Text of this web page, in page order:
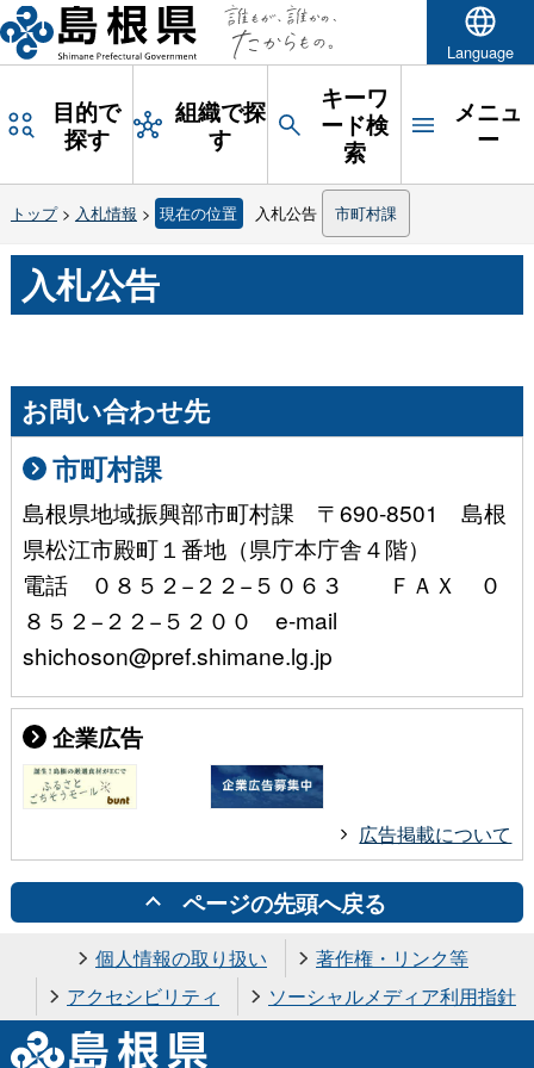
Language
目的で
探す
組織で探
す
キーワ
ード検
索
メニュ
ー
トップ> 入札情報 > 現在の位置 入札公告 市町村課
入札公告
お問い合わせ先
市町村課
島根県地域振興部市町村課 〒690-8501 島根
県松江市殿町１番地（県庁本庁舎４階）
電話 ０８５２−２２−５０６３ ＦＡＸ ０
８５２−２２−５２００ e-mail
shichoson@pref.shimane.lg.jp
企業広告
広告掲載について
ページの先頭へ戻る
個人情報の取り扱い
著作権・リンク等
アクセシビリティ
ソーシャルメディア利用指針